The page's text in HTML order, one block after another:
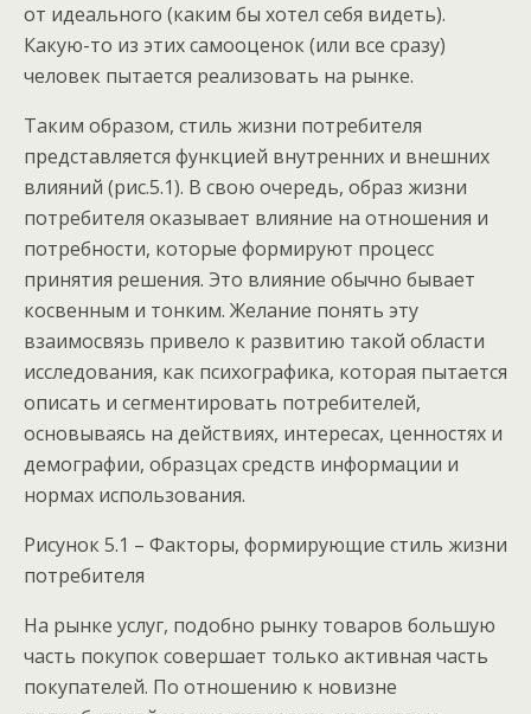
от идеального (каким бы хотел себя видеть).
Какую-то из этих самооценок (или все сразу)
человек пытается реализовать на рынке.
Таким образом, стиль жизни потребителя
представляется функцией внутренних и внешних
влияний (рис.5.1). В свою очередь, образ жизни
потребителя оказывает влияние на отношения и
потребности, которые формируют процесс
принятия решения. Это влияние обычно бывает
косвенным и тонким. Желание понять эту
взаимосвязь привело к развитию такой области
исследования, как психографика, которая пытается
описать и сегментировать потребителей,
основываясь на действиях, интересах, ценностях и
демографии, образцах средств информации и
нормах использования.
Рисунок 5.1 – Факторы, формирующие стиль жизни
потребителя
На рынке услуг, подобно рынку товаров большую
часть покупок совершает только активная часть
покупателей. По отношению к новизне